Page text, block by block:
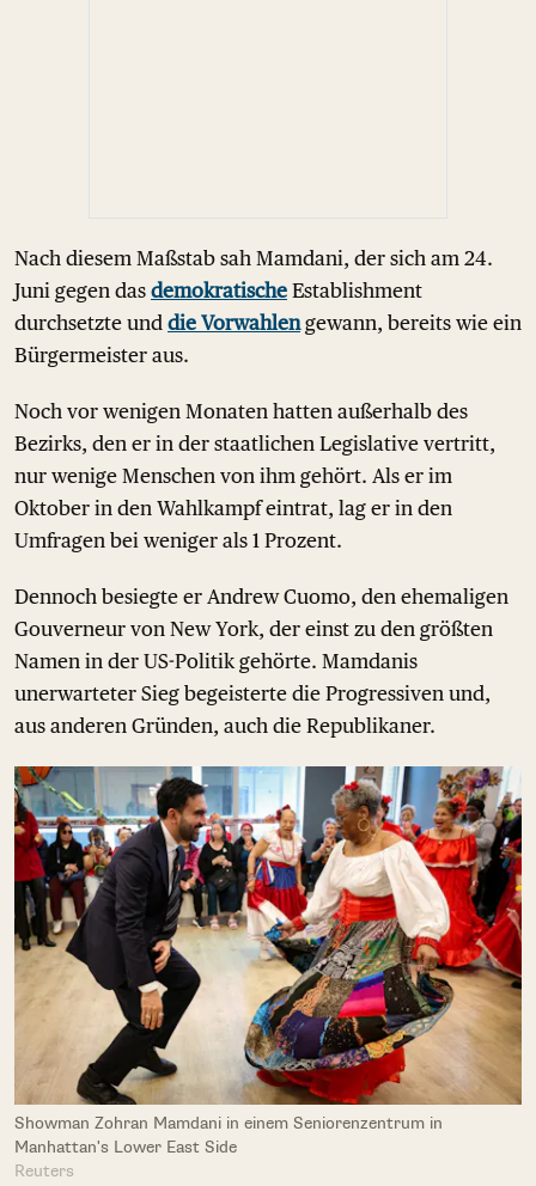
Nach diesem Maßstab sah Mamdani, der sich am 24.
Juni gegen das demokratische Establishment
durchsetzte und die Vorwahlengewann, bereits wie ein
Bürgermeister aus.
Noch vor wenigen Monaten hatten außerhalb des
Bezirks, den er in der staatlichen Legislative vertritt,
nur wenige Menschen von ihm gehört. Als er im
Oktober in den Wahlkampf eintrat, lag er in den
Umfragen bei weniger als 1 Prozent.
Dennoch besiegte er Andrew Cuomo, den ehemaligen
Gouverneur von New York, der einst zu den größten
Namen in der US-Politik gehörte. Mamdanis
unerwarteter Sieg begeisterte die Progressiven und,
aus anderen Gründen, auch die Republikaner.
Showman Zohran Mamdani in einem Seniorenzentrum in
Manhattan's Lower East Side
Reuters